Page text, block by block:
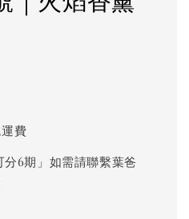
費
6期」如需請聯繫葉爸